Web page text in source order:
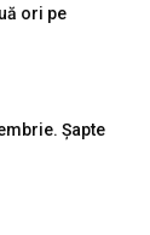
ori pe
Șapte